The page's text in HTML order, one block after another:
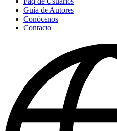
Guía de Autores
Conócenos
Contacto